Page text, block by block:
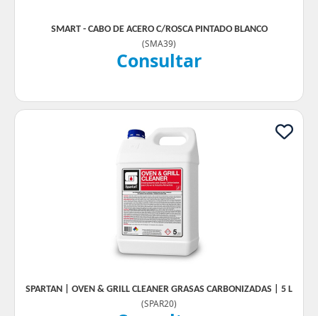
SMART - CABO DE ACERO C/ROSCA PINTADO BLANCO
(SMA39)
Consultar
SPARTAN | OVEN & GRILL CLEANER GRASAS CARBONIZADAS | 5 L
(SPAR20)